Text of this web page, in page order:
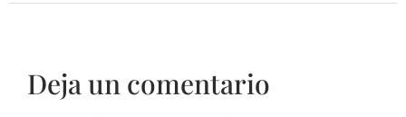
Deja un comentario